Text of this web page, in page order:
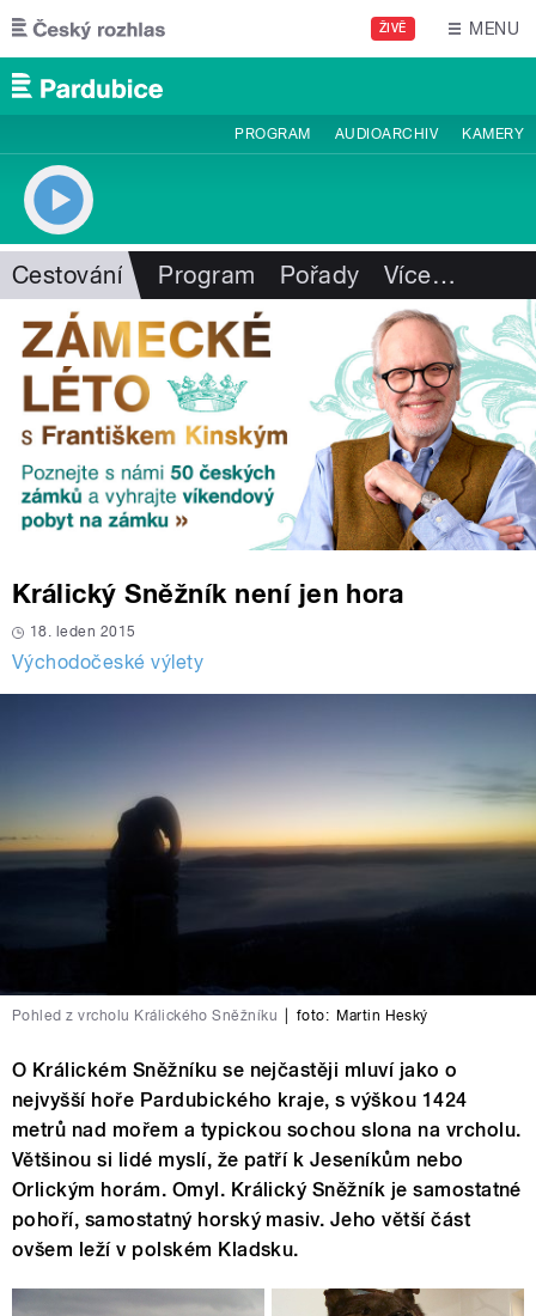
Přejít k hlavnímu obsahu
ŽIVĚ MENU
PROGRAM AUDIOARCHIV KAMERY
Cestování Program Pořady Více…
Králický Sněžník není jen hora
18. leden 2015
Východočeské výlety
Pohled z vrcholu Králického Sněžníku foto: Martin Heský
O Králickém Sněžníku se nejčastěji mluví jako o
nejvyšší hoře Pardubického kraje, s výškou 1424
metrů nad mořem a typickou sochou slona na vrcholu.
Většinou si lidé myslí, že patří k Jeseníkům nebo
Orlickým horám. Omyl. Králický Sněžník je samostatné
pohoří, samostatný horský masiv. Jeho větší část
ovšem leží v polském Kladsku.